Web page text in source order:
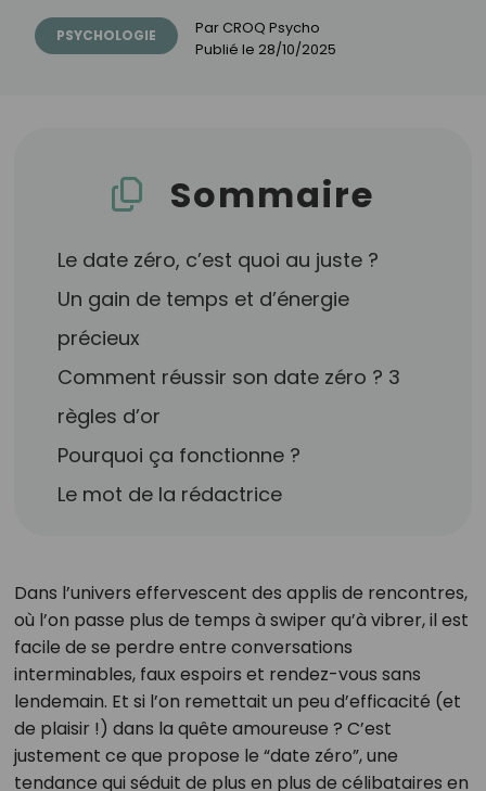
PSYCHOLOGIE Par CROQ Psycho
Publié le 28/10/2025
Sommaire
Le date zéro, c’est quoi au juste ?
Un gain de temps et d’énergie
précieux
Comment réussir son date zéro ? 3
règles d’or
Pourquoi ça fonctionne ?
Le mot de la rédactrice
Dans l’univers effervescent des applis de rencontres,
où l’on passe plus de temps à swiper qu’à vibrer, il est
facile de se perdre entre conversations
interminables, faux espoirs et rendez-vous sans
lendemain. Et si l’on remettait un peu d’efficacité (et
de plaisir !) dans la quête amoureuse ? C’est
justement ce que propose le “date zéro”, une
tendance qui séduit de plus en plus de célibataires en